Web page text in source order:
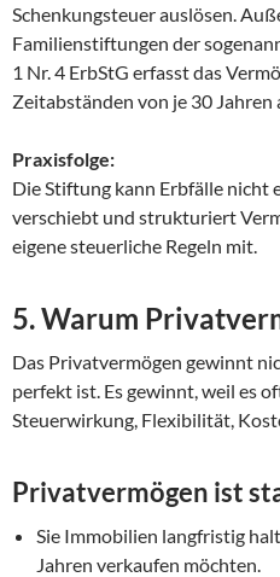
Schenkungsteuer auslösen.
Familienstiftungen der
1 Nr. 4 ErbStG erfasst das
Zeitabständen von je 30
Praxisfolge:
Die Stiftung kann Erbfälle nicht
verschiebt und strukturiert
eigene steuerliche Regeln mit.
5. Warum
Das Privatvermögen gewinnt
perfekt ist. Es gewinnt, weil es
Steuerwirkung, Flexibilität,
Privatvermögen ist
Sie Immobilien langfristig
Jahren verkaufen möchten.